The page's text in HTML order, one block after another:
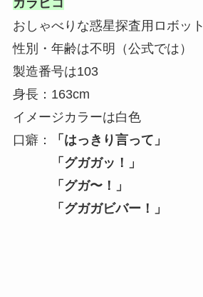
おしゃべりな惑星探査用ロボット
性別・年齢は不明（公式では）
製造番号は103
身長：163cm
イメージカラーは白色
口癖：
「はっきり言って」
「グガガッ！」
「グガ〜！」
「グガガビバー！」